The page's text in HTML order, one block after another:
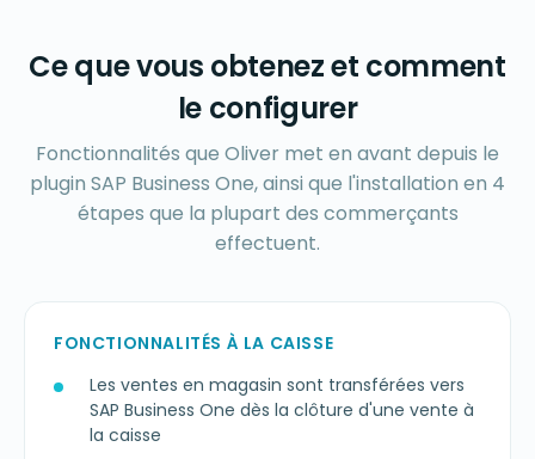
Ce que vous obtenez et comment
le configurer
Fonctionnalités que Oliver met en avant depuis le
plugin SAP Business One, ainsi que l'installation en 4
étapes que la plupart des commerçants
effectuent.
FONCTIONNALITÉS À LA CAISSE
Les ventes en magasin sont transférées vers
SAP Business One dès la clôture d'une vente à
la caisse